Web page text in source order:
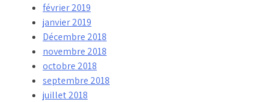
février 2019
janvier 2019
Décembre 2018
novembre 2018
octobre 2018
septembre 2018
juillet 2018